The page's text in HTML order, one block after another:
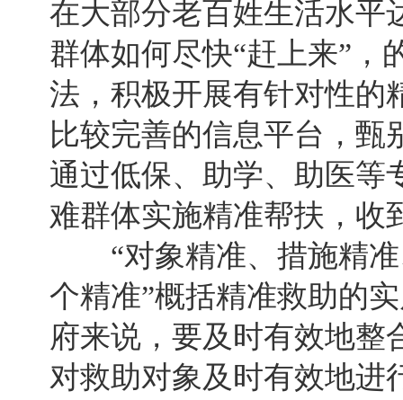
在大部分老百姓生活水平
群体如何尽快“赶上来”，
法，积极开展有针对性的
比较完善的信息平台，甄
通过低保、助学、助医等
难群体实施精准帮扶，收
“对象精准、措施精准
个精准”概括精准救助的
府来说，要及时有效地整
对救助对象及时有效地进